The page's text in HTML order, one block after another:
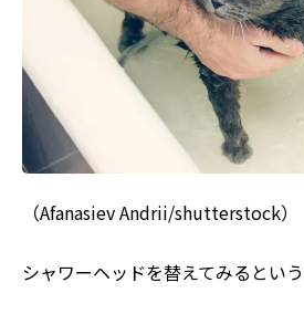
（Afanasiev Andrii/shutterstock）
シャワーヘッドを替えてみるという